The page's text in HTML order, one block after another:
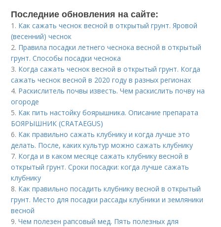
Последние обновления на сайте:
1. Как сажать чеснок весной в открытый грунт. Яровой
(весенний) чеснок
2. Правила посадки летнего чеснока весной в открытый
грунт. Способы посадки чеснока
3. Когда сажать чеснок весной в открытый грунт. Когда
сажать чеснок весной в 2020 году в разных регионах
4. Раскислитель почвы известь. Чем раскислить почву на
огороде
5. Как пить настойку боярышника. Описание препарата
БОЯРЫШНИК (CRATAEGUS)
6. Как правильно сажать клубнику и когда лучше это
делать. После, каких культур можно сажать клубнику
7. Когда и в каком месяце сажать клубнику весной в
открытый грунт. Сроки посадки: когда лучше сажать
клубнику
8. Как правильно посадить клубнику весной в открытый
грунт. Место для посадки рассады клубники и земляники
весной
9.Чем полезен рапсовый мед. Пять полезных для